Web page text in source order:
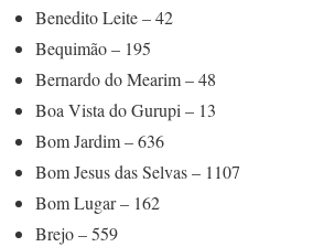
Benedito Leite – 42
Bequimão – 195
Bernardo do Mearim – 48
Boa Vista do Gurupi – 13
Bom Jardim – 636
Bom Jesus das Selvas – 1107
Bom Lugar – 162
Brejo – 559